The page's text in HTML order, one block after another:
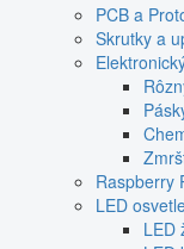
PCB a
Skrutky a
Raspberry
LED
LED